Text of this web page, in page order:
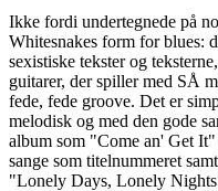
Ikke fordi undertegnede på
Whitesnakes form for blues:
sexistiske tekster og
guitarer, der spiller med SÅ
fede, fede groove. Det er
melodisk og med den gode
album som "Come an' Get
sange som titelnummeret
"Lonely Days, Lonely